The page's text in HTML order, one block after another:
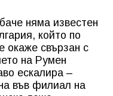
няма известен
който по
окаже свързан с
на Румен
ескалира –
във филиал на